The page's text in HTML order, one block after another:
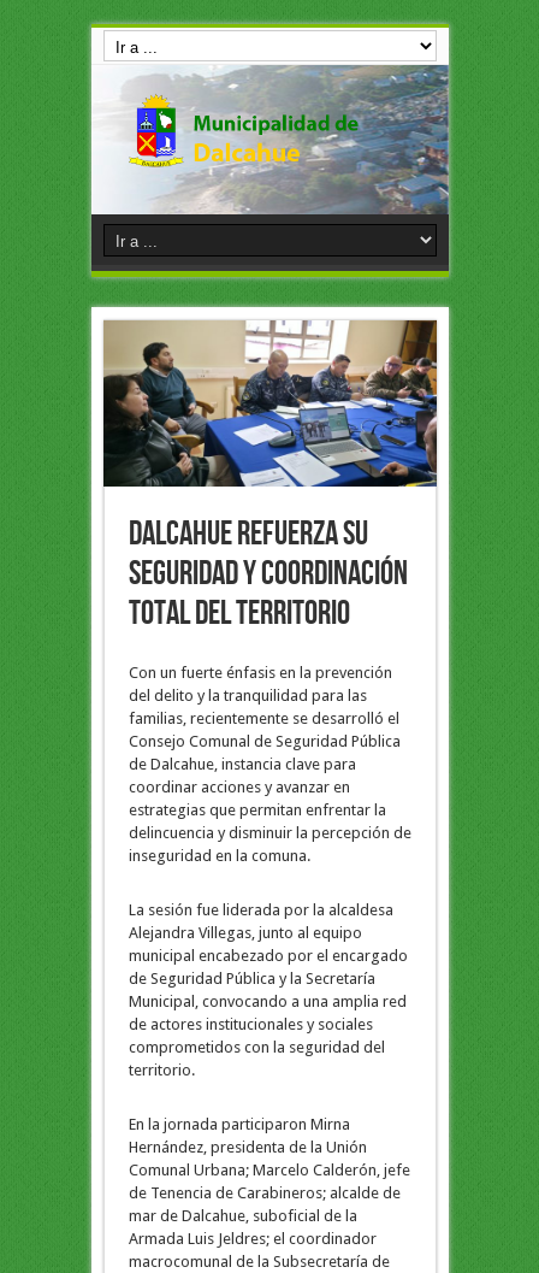
Dalcahue refuerza su
seguridad y coordinación
total del territorio
Con un fuerte énfasis en la prevención
del delito y la tranquilidad para las
familias, recientemente se desarrolló el
Consejo Comunal de Seguridad Pública
de Dalcahue, instancia clave para
coordinar acciones y avanzar en
estrategias que permitan enfrentar la
delincuencia y disminuir la percepción de
inseguridad en la comuna.
La sesión fue liderada por la alcaldesa
Alejandra Villegas, junto al equipo
municipal encabezado por el encargado
de Seguridad Pública y la Secretaría
Municipal, convocando a una amplia red
de actores institucionales y sociales
comprometidos con la seguridad del
territorio.
En la jornada participaron Mirna
Hernández, presidenta de la Unión
Comunal Urbana; Marcelo Calderón, jefe
de Tenencia de Carabineros; alcalde de
mar de Dalcahue, suboficial de la
Armada Luis Jeldres; el coordinador
macrocomunal de la Subsecretaría de